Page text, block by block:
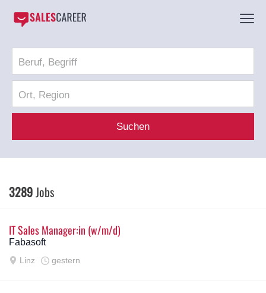
Suchen
3289Jobs
IT Sales Manager:in (w/m/d)
Fabasoft
Linz gestern